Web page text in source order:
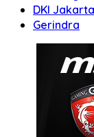
DKI Jakarta
Gerindra